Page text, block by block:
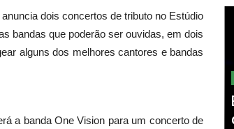
dois concertos de tributo no Estúdio
bandas que poderão ser ouvidas, em dois
alguns dos melhores cantores e bandas
a banda One Vision para um concerto de